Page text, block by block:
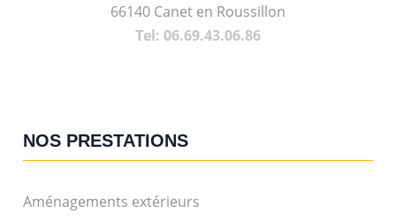
66140 Canet en Roussillon
Tel: 06.69.43.06.86
NOS PRESTATIONS
Aménagements extérieurs